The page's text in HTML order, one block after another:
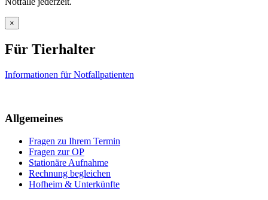
×
Für Tierhalter
Informationen für Notfallpatienten
Allgemeines
Fragen zu Ihrem Termin
Fragen zur OP
Stationäre Aufnahme
Rechnung begleichen
Hofheim & Unterkünfte